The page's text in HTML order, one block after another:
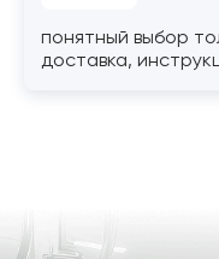
понятный выбор
доставка,